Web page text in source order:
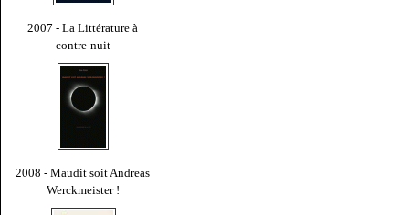
2007 - La Littérature à
contre-nuit
2008 - Maudit soit Andreas
Werckmeister !